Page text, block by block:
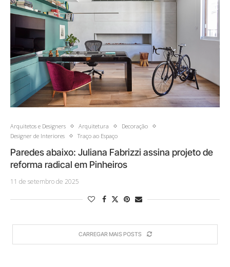
Arquitetos e Designers Arquitetura
Decoração
Designer de Interiores
Traço ao Espaço
Paredes abaixo: Juliana Fabrizzi assina projeto de
reforma radical em Pinheiros
11 de setembro de 2025
CARREGAR MAIS POSTS